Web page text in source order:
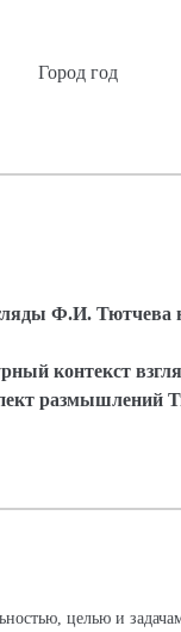
Город год
Ф.И. Тютчева
контекст
размышлений
целью и